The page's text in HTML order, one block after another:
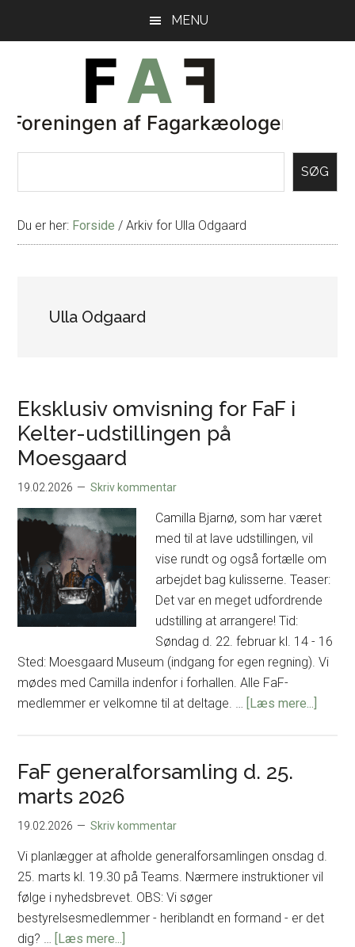
MENU
SØG
Du er her: Forside / Arkiv for Ulla Odgaard
Ulla Odgaard
Eksklusiv omvisning for FaF i
Kelter-udstillingen på
Moesgaard
19.02.2026 Skriv kommentar
Camilla Bjarnø, som har været
med til at lave udstillingen, vil
vise rundt og også fortælle om
arbejdet bag kulisserne. Teaser:
Det var en meget udfordrende
udstilling at arrangere! Tid:
Søndag d. 22. februar kl. 14 - 16
Sted: Moesgaard Museum (indgang for egen regning). Vi
mødes med Camilla indenfor i forhallen. Alle FaF-
medlemmer er velkomne til at deltage. … [Læs mere...]
FaF generalforsamling d. 25.
marts 2026
19.02.2026 Skriv kommentar
Vi planlægger at afholde generalforsamlingen onsdag d.
25. marts kl. 19.30 på Teams. Nærmere instruktioner vil
følge i nyhedsbrevet. OBS: Vi søger
bestyrelsesmedlemmer - heriblandt en formand - er det
dig? … [Læs mere...]